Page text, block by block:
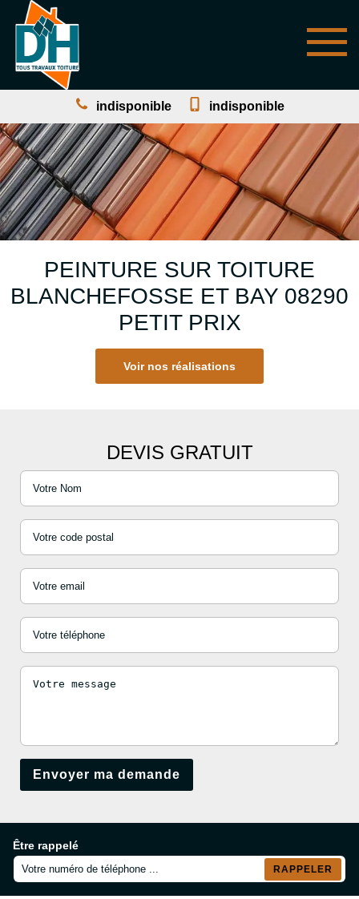
indisponible indisponible
PEINTURE SUR TOITURE
BLANCHEFOSSE ET BAY 08290
PETIT PRIX
Voir nos réalisations
DEVIS GRATUIT
Être rappelé